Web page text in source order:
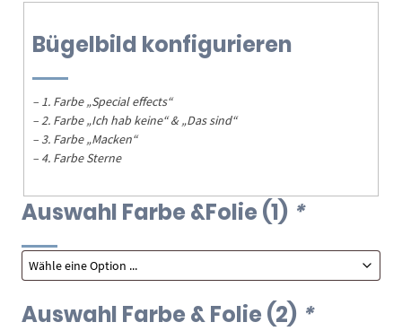
Bügelbild konfigurieren
– 1. Farbe „Special effects“
– 2. Farbe „Ich hab keine“ & „Das sind“
– 3. Farbe „Macken“
– 4. Farbe Sterne
Auswahl Farbe &Folie (1) *
Auswahl Farbe & Folie (2) *